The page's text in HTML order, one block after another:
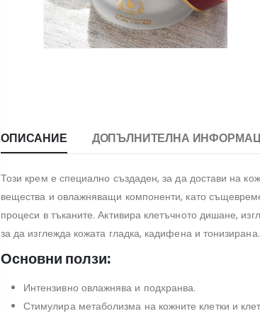
ОПИСАНИЕ ДОПЪЛНИТЕЛНА
Този крем е специално създаден, за да достави на
вещества и овлажняващи компоненти, като
процеси в тъканите. Активира клетъчното дишане,
за да изглежда кожата гладка, кадифена и тонизирана.
Основни ползи:
Интензивно овлажнява и подхранва.
Стимулира метаболизма на кожните клетки и